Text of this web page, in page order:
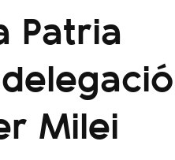
Patria
Milei